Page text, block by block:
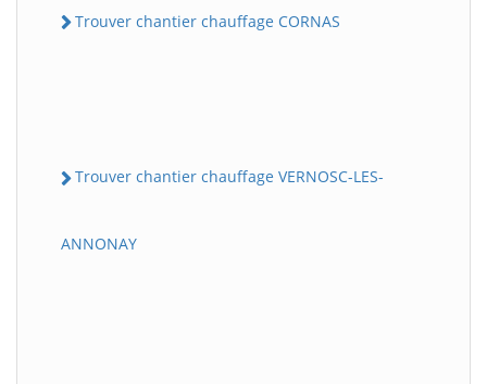
Trouver chantier chauffage CORNAS
Trouver chantier chauffage VERNOSC-LES-
ANNONAY